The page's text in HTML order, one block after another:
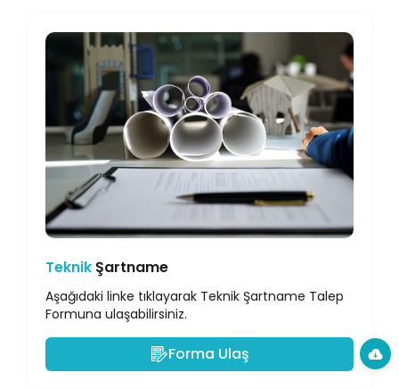
Teknik Şartname
Aşağıdaki linke tıklayarak Teknik Şartname Talep
Formuna ulaşabilirsiniz.
Forma Ulaş